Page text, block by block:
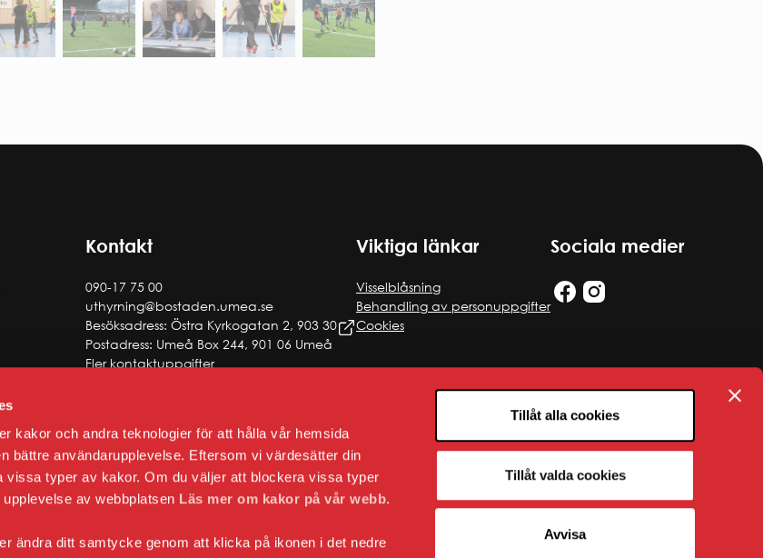
kakor och andra teknologier för att hålla vår hemsida
bättre användarupplevelse. Eftersom vi värdesätter din
vissa typer av kakor. Om du väljer att blockera vissa typer
av webbplatsen Läs mer om kakor på vår webb.
ändra ditt samtycke genom att klicka på ikonen i det nedre
Tillåt alla cookies
Tillåt valda cookies
Avvisa
Kontakt
090-17 75 00
uthyrning@bostaden.umea.se
Besöksadress: Östra Kyrkogatan 2, 903 30
Postadress: Umeå Box 244, 901 06 Umeå
Fler kontaktuppgifter
Viktiga länkar
Visselblåsning
Behandling av personuppgifter
Cookies
Sociala medier